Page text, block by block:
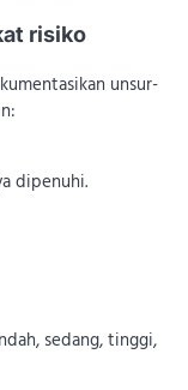
risiko
unsur-
dipenuhi.
sedang, tinggi,